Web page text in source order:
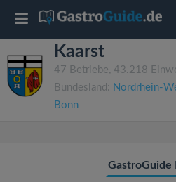
Kaarst
47 Betriebe, 43.218
Bundesland: Nordrhein-
Bonn
GastroGuide
T
o
g